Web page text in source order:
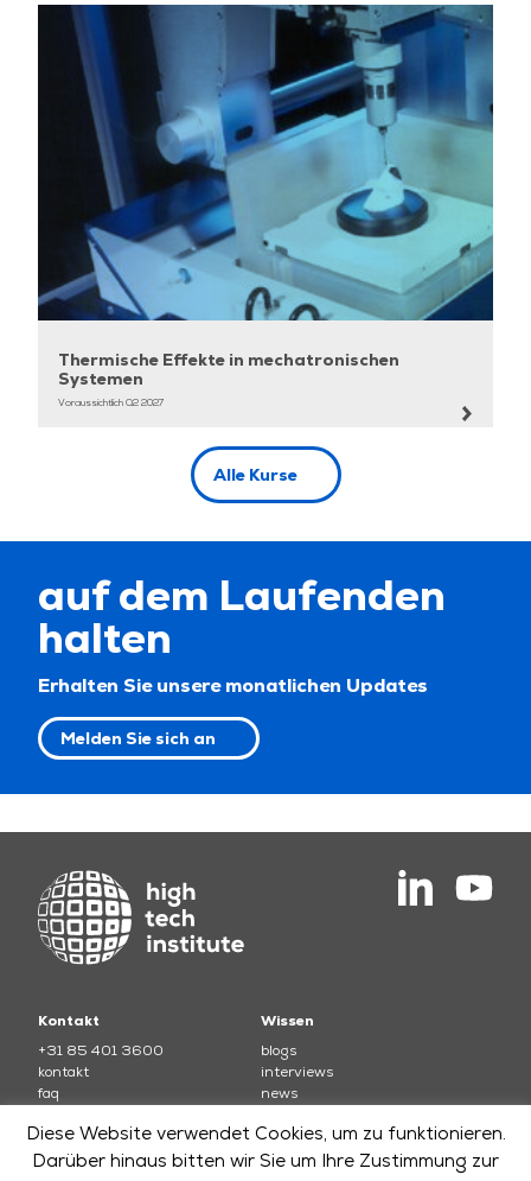
Thermische Effekte in mechatronischen
Systemen
Voraussichtlich Q2 2027
Alle Kurse
auf dem Laufenden
halten
Erhalten Sie unsere monatlichen Updates
Melden Sie sich an
Kontakt
+31 85 401 3600
kontakt
faq
Wissen
blogs
interviews
news
Kurse
Diese Website verwendet Cookies, um zu funktionieren.
Darüber hinaus bitten wir Sie um Ihre Zustimmung zur